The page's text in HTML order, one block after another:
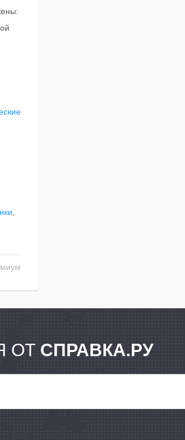
ОТ СПРАВКА.РУ